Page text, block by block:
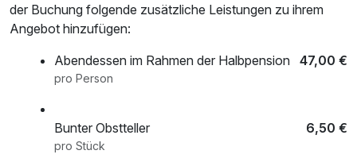
der Buchung folgende zusätzliche Leistungen zu ihrem
Angebot hinzufügen:
Abendessen im Rahmen der Halbpension 47,00 €
pro Person
Bunter Obstteller 6,50 €
pro Stück